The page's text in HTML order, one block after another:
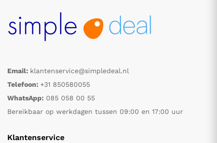
Email: klantenservice@simpledeal.nl
Telefoon: +31 850580055
WhatsApp: 085 058 00 55
Bereikbaar op werkdagen tussen 09:00 en 17:00 uur
Klantenservice